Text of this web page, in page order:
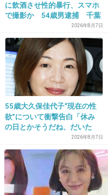
透明人間になって男風呂をノゾく。
24. 匿名 2013/07/02(火) 03:54:32
とにかくゆっっっくり
DVDや何やら、ｺﾞﾛｺﾞﾛ
25. 匿名 2013/07/02(火) 03:57:46
イケメンとやりまくりたい。
に飲酒させ性的暴行、スマホ
で撮影か 54歳男逮捕 千葉
2026年8月7日
55歳大久保佳代子“現在の性
欲”について衝撃告白「休み
の日とかそうだね、だいた
2026年8月7日